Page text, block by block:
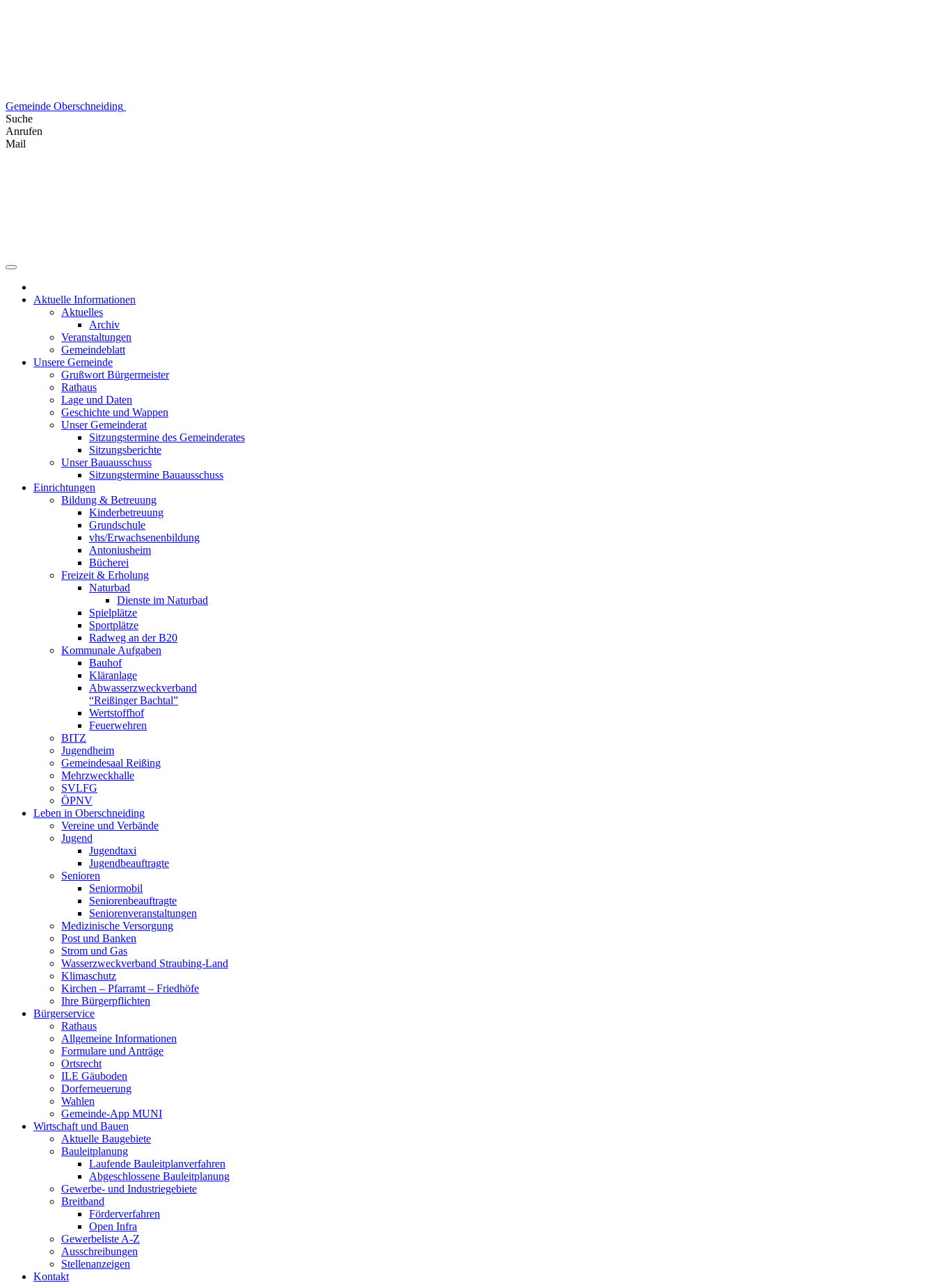
Gemeinde Oberschneiding
Suche
Anrufen
Mail
Aktuelle Informationen
Aktuelles
Archiv
Veranstaltungen
Gemeindeblatt
Unsere Gemeinde
Grußwort Bürgermeister
Rathaus
Lage und Daten
Geschichte und Wappen
Unser Gemeinderat
Sitzungstermine des Gemeinderates
Sitzungsberichte
Unser Bauausschuss
Sitzungstermine Bauausschuss
Einrichtungen
Bildung & Betreuung
Kinderbetreuung
Grundschule
vhs/Erwachsenenbildung
Antoniusheim
Bücherei
Freizeit & Erholung
Naturbad
Dienste im Naturbad
Spielplätze
Sportplätze
Radweg an der B20
Kommunale Aufgaben
Bauhof
Kläranlage
Abwasserzweckverband
“Reißinger Bachtal”
Wertstoffhof
Feuerwehren
BITZ
Jugendheim
Gemeindesaal Reißing
Mehrzweckhalle
SVLFG
ÖPNV
Leben in Oberschneiding
Vereine und Verbände
Jugend
Jugendtaxi
Jugendbeauftragte
Senioren
Seniormobil
Seniorenbeauftragte
Seniorenveranstaltungen
Medizinische Versorgung
Post und Banken
Strom und Gas
Wasserzweckverband Straubing-Land
Klimaschutz
Kirchen – Pfarramt – Friedhöfe
Ihre Bürgerpflichten
Bürgerservice
Rathaus
Allgemeine Informationen
Formulare und Anträge
Ortsrecht
ILE Gäuboden
Dorferneuerung
Wahlen
Gemeinde-App MUNI
Wirtschaft und Bauen
Aktuelle Baugebiete
Bauleitplanung
Laufende Bauleitplanverfahren
Abgeschlossene Bauleitplanung
Gewerbe- und Industriegebiete
Breitband
Förderverfahren
Open Infra
Gewerbeliste A-Z
Ausschreibungen
Stellenanzeigen
Kontakt